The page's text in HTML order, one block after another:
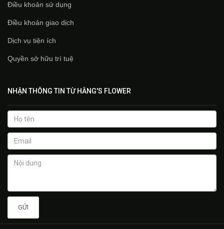
Điều khoản sử dụng
Điều khoản giao dịch
Dịch vụ tiện ích
Quyền sở hữu trí tuệ
NHẬN THÔNG TIN TỪ HẰNG'S FLOWER
GỬI